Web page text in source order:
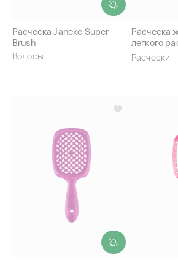
Расческа Janeke Super
Brush
Волосы
Расческа
легкого
волос
Расчески